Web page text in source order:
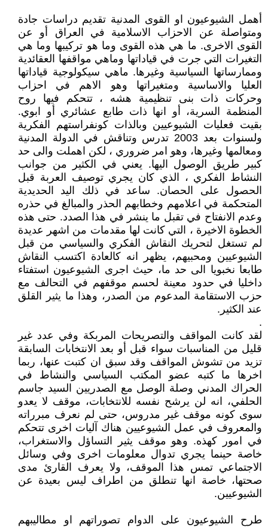
أهمل الشيوعيون او القوى المدنية تقديم دراسات جادة
ومتواصلة عن الاحزاب الاسلامية في العراق أو عن
القوى الاخرى. ما هي هذه القوى وما هو تركيبها وما هي
التغيرات التي جرت في قياداتها وماهي مواقفها العقائدية
وممارساتها السياسية وغيرها. ماهي سيكولوجية قياداتها
العليا والاساسية ومتغيراتها وهو الاهم في احزاب
وحركات ذات بنى تنظيمية هشه ، تتحكم فيها روح
المنظمة السرية، أو انها ذات طابع عشائري أو ابوي.
بقيت فعليات الشيوعيين وبالذات كونفراستهم الفكرية
ولسنوات بعد 2003 تدرس وتناقش في الدولة المدنية
ومعالمها وغيرها، وهو امر ضروري ، لكن اهملت والى حد
كبير طريق الوصول اليها. يعني في الكثير من جوانب
النشاط الفكري ، الذي كان يجري توصيف العربة قبل
الحصول على الحصان. ساعد في ذلك اليد الحديدية
المتحكمة في اعلامهم وخطابهم الحذر والمبالغ في حذره
وعدم الانفتاح في تقبل ما ينشر في هذا الصدد. حتى هذه
الخطوة الاخيرة ، التي كانت لها مقدمات من اشهر عديدة
لم تستغل لتحريك النقاش الفكري والسياسي من قبل
الشيوعيين ومحبيهم، يظهر انه كالعادة اكتسب النقاش
طابعا نخبويا الى حد ما، حيث اجرى الشيوعيون استفتاء
داخليا في حدود معينة لحسم موقفهم في التحالف مع
حزب الاستقامة المدعوم من الصدر، وهذا ما يثير القلق
عند الكثير.
.
لقد كانت المواقف والتصريحات المربكة وفي عدد غير
قليل من المناسبات سواء قبل أو بعد الانتخابات السابقة
تزيد من تشوش المواقف وقد سبق ان كتبت عنها، ربما
اخرها ما كتبه عضو المكتب السياسي والنشاط في
الحراك المدني وصلة الوصل مع الصدريين السيد جاسم
الحلفي، انه لن يرشح نفسه للانتخابات، موقف لا يعدو
سوى كونه موقف غير مدروس، حتى لم نعرف مبرراته
والمعروف في عمل الشيوعيين هناك آليات اخرى تتحكم
في امور كهذه. وهو موقف يثير التساؤل والاستغراب،
خاصة حينما يجري تدوال معلومات اخرى وفي وسائل
الاجتماعي تمس هذا الموقف، ولا يعرف القارئ مدى
صحتها، خاصة انها تنطلق من اطراف ليس بعيدة عن
الشيوعيين.
طرح الشيوعيون على الدوام تصوراتهم او مطاليبهم